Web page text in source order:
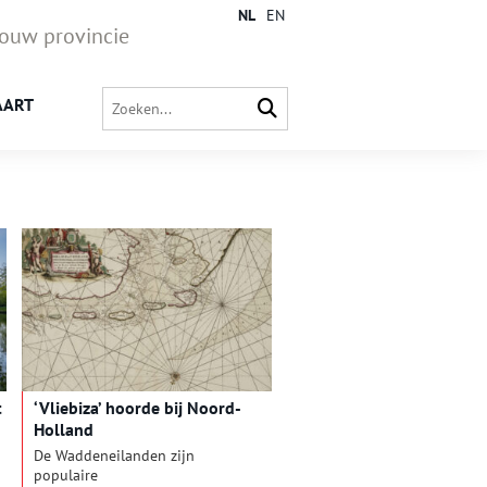
provincie
NL EN
‘Vliebiza’ hoorde bij Noord-
Holland
De Waddeneilanden zijn
populaire